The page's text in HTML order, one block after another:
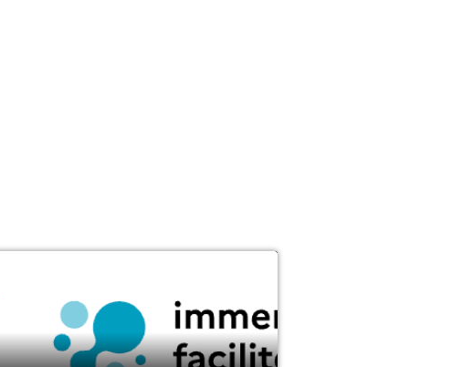
CONSEILS PRATIQUES